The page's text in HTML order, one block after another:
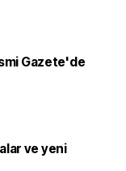
Gazete'de
ve yeni